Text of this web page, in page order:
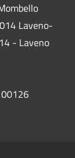
Laveno-
- Laveno